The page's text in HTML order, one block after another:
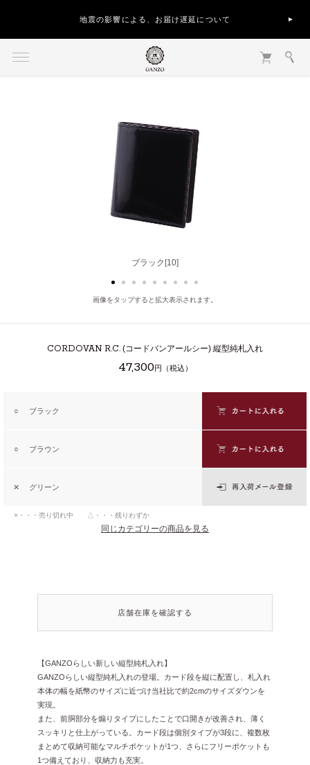
地震の影響による、お届け遅延について
ブラック[10]
ブラウン[50]
画像をタップすると拡大表示されます。
CORDOVAN R.C. (コードバンアールシー) 縦型純札入れ
47,300円（税込）
○ ブラック
○ ブラウン
✕ グリーン
×・・・売り切れ中 △・・・残りわずか
同じカテゴリーの商品を見る
店舗在庫を確認する
【GANZOらしい新しい縦型純札入れ】
GANZOらしい縦型純札入れの登場。カード段を縦に配置し、札入れ
本体の幅を紙幣のサイズに近づけ当社比で約2cmのサイズダウンを
実現。
また、前胴部分を煽りタイプにしたことで口開きが改善され、薄く
スッキリと仕上がっている。カード段は個別タイプが3段に、複数枚
まとめて収納可能なマルチポケットが1つ、さらにフリーポケットも
1つ備えており、収納力も充実。